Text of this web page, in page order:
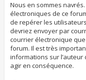
Nous en sommes
électroniques de ce
de repérer les
devriez envoyer par
courrier électronique
forum. Il est très
informations sur
agir en conséquence.